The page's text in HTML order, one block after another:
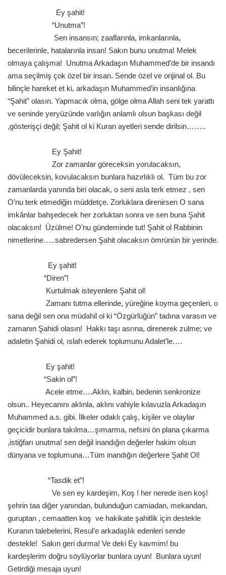
Ey şahit!
“Unutma”!
Sen insansın; zaaflarınla, imkanlarınla,
becerilerinle, hatalarınla insan! Sakın bunu unutma! Melek
olmaya çalışma! Unutma Arkadaşın Muhammed’de bir insandı
ama seçilmiş çok özel bir insan. Sende özel ve orijinal ol. Bu
bilinçle hareket et ki, arkadaşın Muhammed’in insanlığına
“Şahit” olasın. Yapmacık olma, gölge olma Allah seni tek yarattı
ve seninde yeryüzünde varlığın anlamlı olsun başkası değil
,gösterişçi değil; Şahit ol ki Kuran ayetleri sende dirilsin……..
Ey Şahit!
Zor zamanlar göreceksin yorulacaksın,
dövüleceksin, kovulacaksın bunlara hazırlıklı ol. Tüm bu zor
zamanlarda yanında biri olacak, o seni asla terk etmez , sen
O’nu terk etmediğin müddetçe. Zorluklara direnirsen O sana
imkânlar bahşedecek her zorluktan sonra ve sen buna Şahit
olacaksın! Üzülme! O’nu gündeminde tut! Şahit ol Rabbinin
nimetlerine…..sabredersen Şahit olacaksın ömrünün bir yerinde.
Ey şahit!
“Diren”!
Kurtulmak isteyenlere Şahit ol!
Zamanı tutma ellerinde, yüreğine koyma geçenleri, o
sana değil sen ona müdahil ol ki “Özgürlüğün” tadına varasın ve
zamanın Şahidi olasın! Hakkı taşı asrına, direnerek zulme; ve
adaletin Şahidi ol, ıslah ederek toplumunu Adalet’le….
Ey şahit!
“Sakin ol”!
Acele etme….Aklın, kalbin, bedenin senkronize
olsun.. Heyecanını aklınla, aklını vahiyle kılavuzla Arkadaşın
Muhammed a.s. gibi. İlkeler odaklı çalış, kişiler ve olaylar
geçicidir bunlara takılma…şımarma, nefsini ön plana çıkarma
,istiğfarı unutma! sen değil inandığın değerler hakim olsun
dünyana ve toplumuna…Tüm inandığın değerlere Şahit Ol!
“Tasdik et”!
Ve sen ey kardeşim, Koş ! her nerede isen koş!
şehrin taa diğer yanından, bulunduğun camiadan, mekandan,
guruptan , cemaatten koş ve hakikate şahitlik için destekle
Kuranın talebelerini, Resul’e arkadaşlık edenleri sende
destekle! Sakın geri durma! Ve deki Ey kavmim! bu
kardeşlerim doğru söylüyorlar bunlara uyun! Bunlara uyun!
Getirdiği mesaja uyun!